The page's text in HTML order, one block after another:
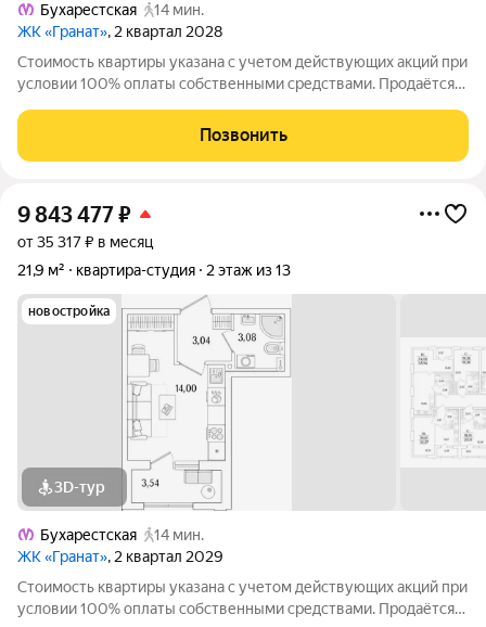
Бухарестская
14 мин.
ЖК «Гранат», 2 квартал 2028
Стоимость квартиры указана с учетом действующих акций при
условии 100% оплаты собственными средствами. Продаётся
(Росстройинвест). Квартира находится в 13 этажном доме, в
Гранат - Корпус К1 на
Позвонить
9 843 477₽
от 35 317 ₽ в месяц
21,9 м²
квартира-студия 2 этаж из 13
новостройка
3D-тур
Бухарестская
14 мин.
ЖК «Гранат», 2 квартал 2029
Стоимость квартиры указана с учетом действующих акций при
условии 100% оплаты собственными средствами. Продаётся